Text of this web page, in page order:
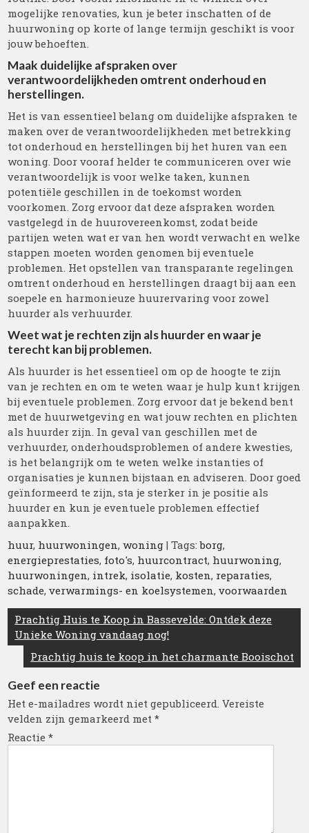
mogelijke renovaties, kun je beter inschatten of de
huurwoning op korte of lange termijn geschikt is voor
jouw behoeften.
Maak duidelijke afspraken over
verantwoordelijkheden omtrent onderhoud en
herstellingen.
Het is van essentieel belang om duidelijke afspraken te
maken over de verantwoordelijkheden met betrekking
tot onderhoud en herstellingen bij het huren van een
woning. Door vooraf helder te communiceren over wie
verantwoordelijk is voor welke taken, kunnen
potentiële geschillen in de toekomst worden
voorkomen. Zorg ervoor dat deze afspraken worden
vastgelegd in de huurovereenkomst, zodat beide
partijen weten wat er van hen wordt verwacht en welke
stappen moeten worden genomen bij eventuele
problemen. Het opstellen van transparante regelingen
omtrent onderhoud en herstellingen draagt bij aan een
soepele en harmonieuze huurervaring voor zowel
huurder als verhuurder.
Weet wat je rechten zijn als huurder en waar je
terecht kan bij problemen.
Als huurder is het essentieel om op de hoogte te zijn
van je rechten en om te weten waar je hulp kunt krijgen
bij eventuele problemen. Zorg ervoor dat je bekend bent
met de huurwetgeving en wat jouw rechten en plichten
als huurder zijn. In geval van geschillen met de
verhuurder, onderhoudsproblemen of andere kwesties,
is het belangrijk om te weten welke instanties of
organisaties je kunnen bijstaan en adviseren. Door goed
geïnformeerd te zijn, sta je sterker in je positie als
huurder en kun je eventuele problemen effectief
aanpakken.
huur, huurwoningen,woning | Tags:borg,
energieprestaties, foto's, huurcontract, huurwoning,
huurwoningen, intrek, isolatie, kosten, reparaties,
schade,verwarmings- en koelsystemen,voorwaarden
Berichtnavigatie
Prachtig Huis te Koop in Bassevelde: Ontdek deze
Unieke Woning vandaag nog!
Prachtig huis te koop in het charmante Booischot
Geef een reactie
Het e-mailadres wordt niet gepubliceerd. Vereiste
velden zijn gemarkeerd met*
Reactie*